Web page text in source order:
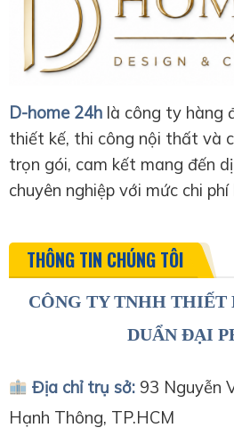
D-home 24h là công ty hàng
thiết kế, thi công nội thất và
trọn gói, cam kết mang đến
chuyên nghiệp với mức chi
THÔNG TIN CHÚNG TÔI
CÔNG TY TNHH THIẾT
DUẨN ĐẠI
Địa chỉ trụ sở:93 Nguyễn
Hạnh Thông, TP.HCM